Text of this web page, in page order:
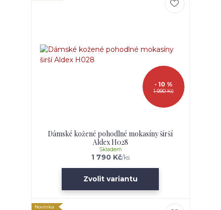
1 990 Kč
- 10 %
Dámské kožené pohodlné mokasíny širší
Aldex H028
1 790 Kč/ks
Skladem
Zvolit variantu
Novinka